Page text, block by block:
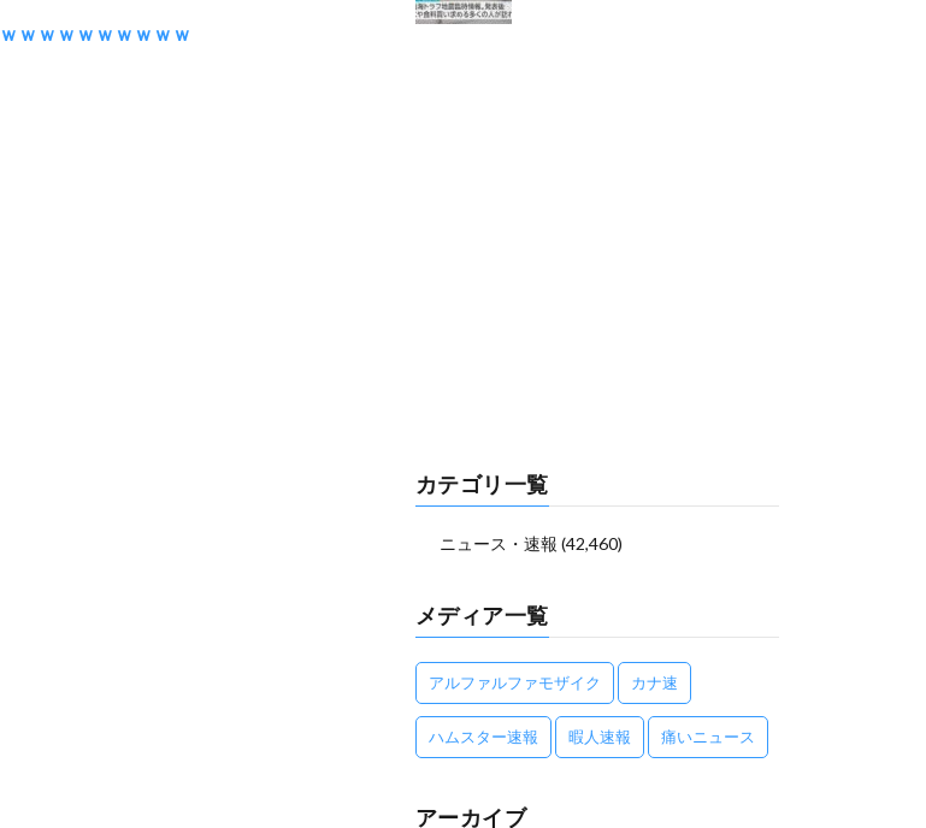
ｗｗｗｗｗｗｗｗｗ
カテゴリ一覧
ニュース・速報 (42,460)
メディア一覧
アルファルファモザイク カナ速
ハムスター速報 暇人速報 痛いニュース
アーカイブ